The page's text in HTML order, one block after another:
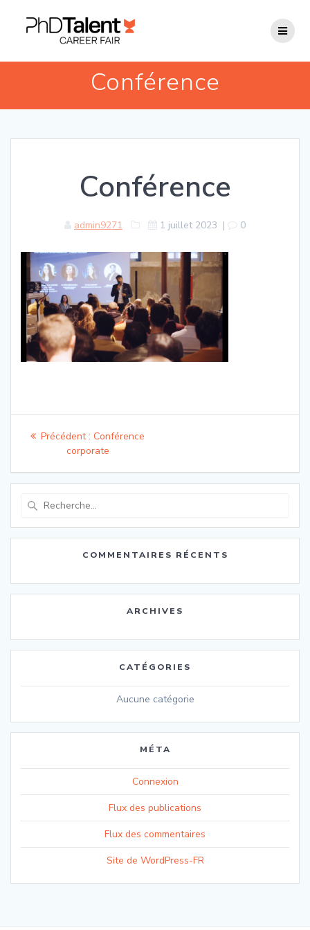
Conférence
Conférence
admin9271 1 juillet 2023 | 0
Navigation
l’article
Précédent : Article
précédent
Conférence
corporate
:
COMMENTAIRES RÉCENTS
ARCHIVES
CATÉGORIES
Aucune catégorie
MÉTA
Connexion
Flux des publications
Flux des commentaires
Site de WordPress-FR